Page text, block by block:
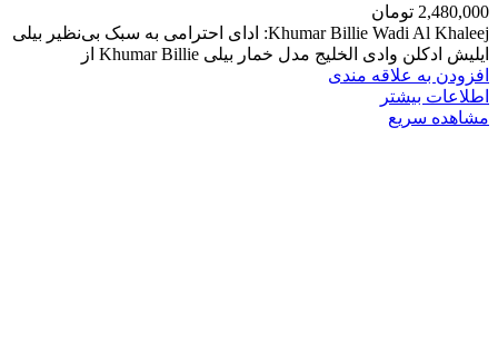
2,480,000 تومان
Khumar Billie Wadi Al Khaleej: ادای احترامی به سبک بی‌نظیر بیلی
ایلیش ادکلن وادی الخلیج مدل خمار بیلی Khumar Billie از
افزودن به علاقه مندی
اطلاعات بیشتر
مشاهده سریع